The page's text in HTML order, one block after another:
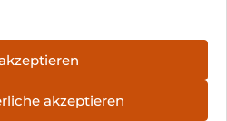
akzeptieren